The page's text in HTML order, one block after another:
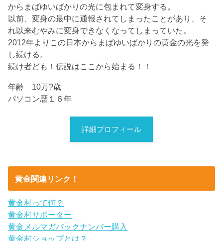
からまばゆいばかりの光に包まれて変身する。
以前、変身の最中に通報されてしまったことがあり、そ
れ以来むやみに変身できなくなってしまっていた。
2012年よりこの日本からまばゆいばかりの黄金の光を発
し続ける。
続け者ども！伝説はここから始まる！！
年齢 10万?歳
パソコン暦１６年
詳細プロフィール
黄金関連リンク！
黄金村って何？
黄金村サポーター
黄金メルマガバックナンバー購入
黄金村ショップとは？